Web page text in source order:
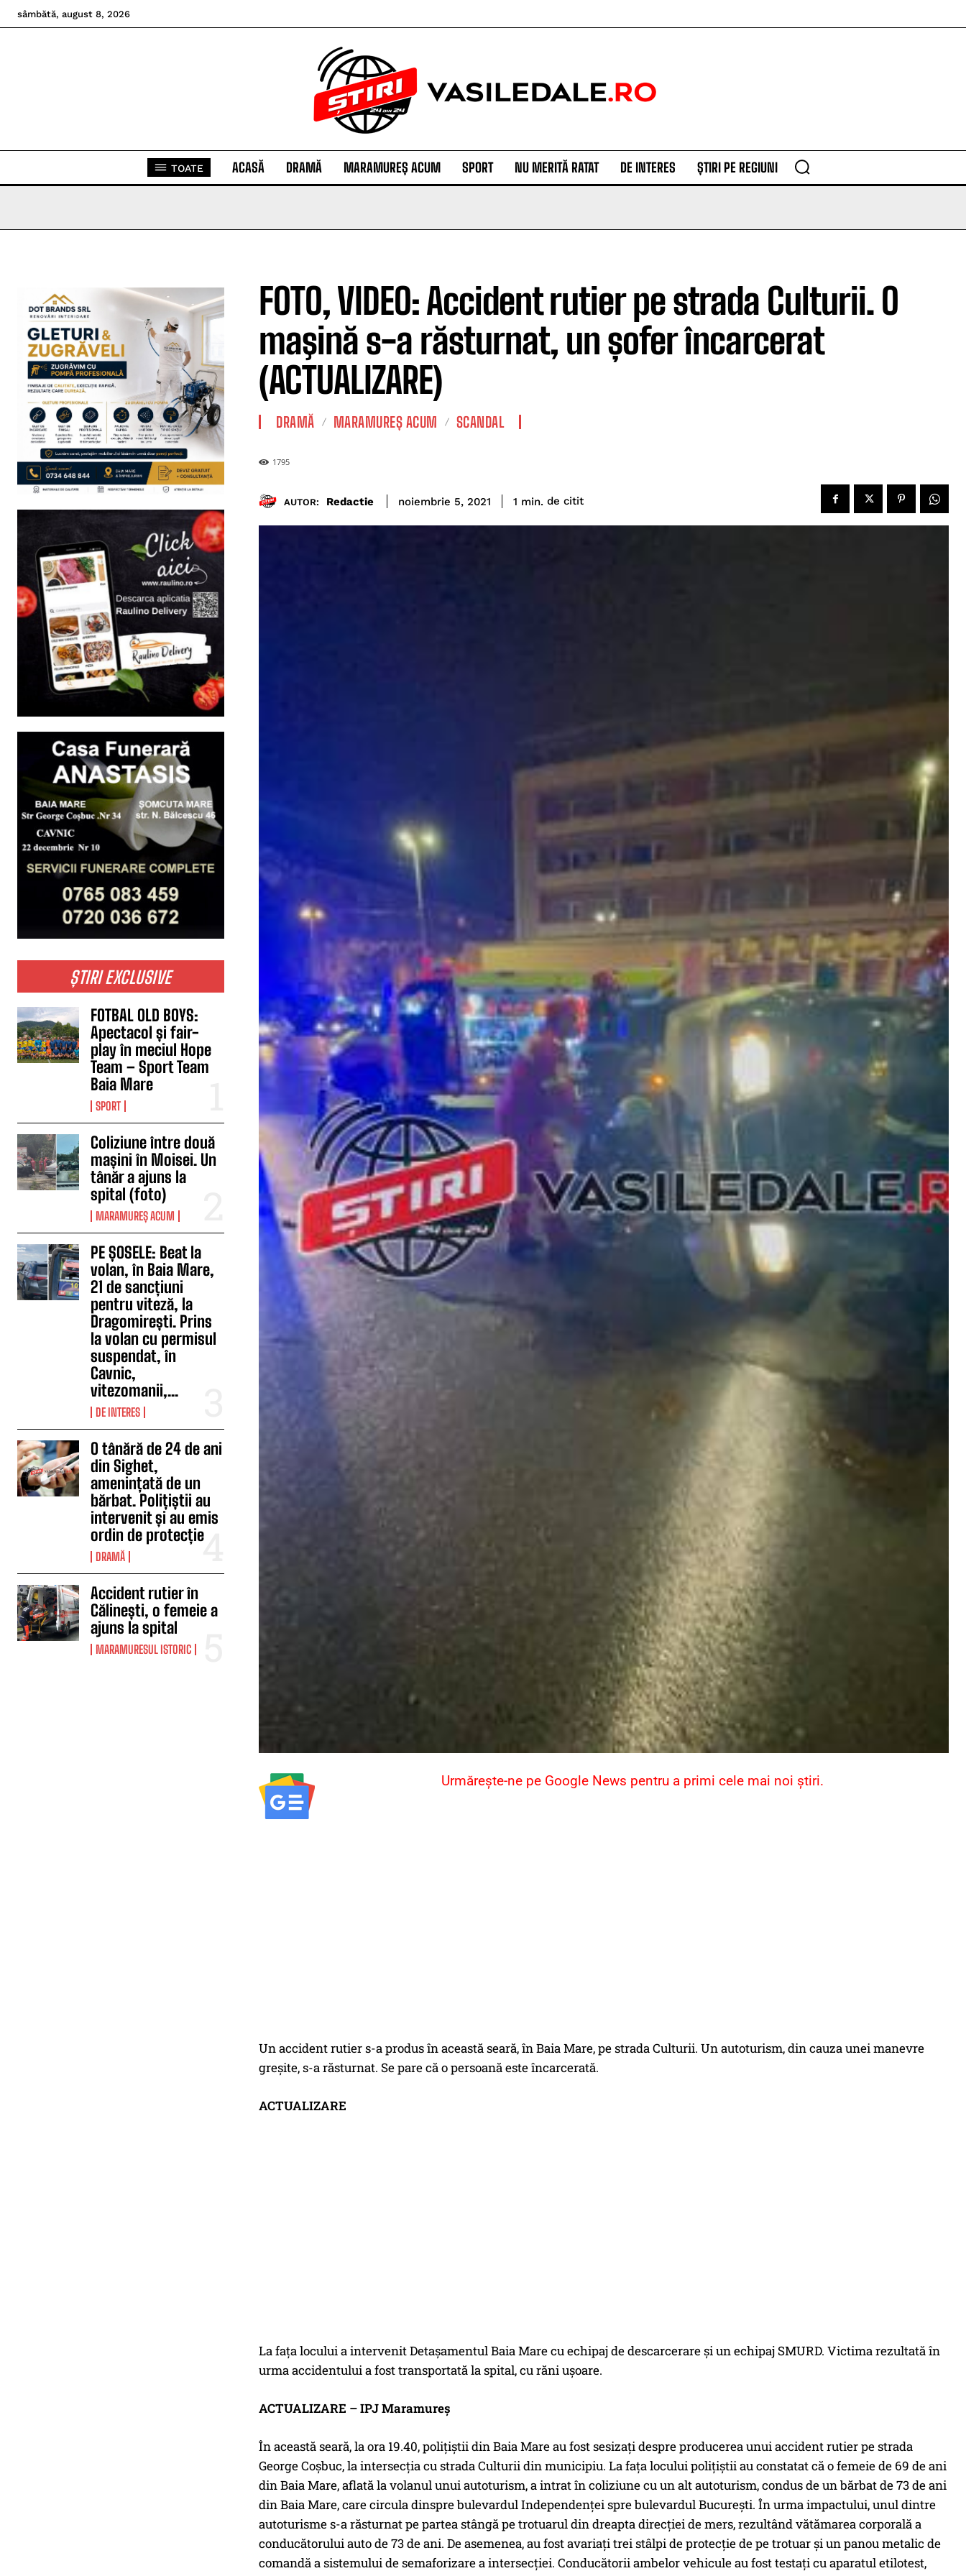
sâmbătă, august 8, 2026
TOATE ACASĂ DRAMĂ MARAMUREȘ ACUM SPORT NU MERITĂ RATAT DE INTERES ȘTIRI PE REGIUNI
ȘTIRI EXCLUSIVE
FOTBAL OLD BOYS:
Apectacol și fair-
play în meciul Hope
Team – Sport Team
Baia Mare
SPORT
Coliziune între două
mașini în Moisei. Un
tânăr a ajuns la
spital (foto)
MARAMUREȘ ACUM
PE ȘOSELE: Beat la
volan, în Baia Mare,
21 de sancțiuni
pentru viteză, la
Dragomirești. Prins
la volan cu permisul
suspendat, în
Cavnic,
vitezomanii,...
DE INTERES
O tânără de 24 de ani
din Sighet,
amenințată de un
bărbat. Polițiștii au
intervenit și au emis
ordin de protecție
DRAMĂ
Accident rutier în
Călinești, o femeie a
ajuns la spital
MARAMURESUL ISTORIC
FOTO, VIDEO: Accident rutier pe strada Culturii. O
maşină s-a răsturnat, un șofer încarcerat
(ACTUALIZARE)
DRAMĂ MARAMUREȘ ACUM SCANDAL
1795
AUTOR: Redactie noiembrie 5, 2021 1 min. de citit
Urmărește-ne pe Google News pentru a primi cele mai noi știri.
Un accident rutier s-a produs în această seară, în Baia Mare, pe strada Culturii. Un autoturism, din cauza unei manevre
greşite, s-a răsturnat. Se pare că o persoană este încarcerată.
ACTUALIZARE
La faţa locului a intervenit Detaşamentul Baia Mare cu echipaj de descarcerare şi un echipaj SMURD. Victima rezultată în
urma accidentului a fost transportată la spital, cu răni uşoare.
ACTUALIZARE – IPJ Maramureș
În această seară, la ora 19.40, polițiștii din Baia Mare au fost sesizați despre producerea unui accident rutier pe strada
George Coșbuc, la intersecția cu strada Culturii din municipiu. La fața locului polițiștii au constatat că o femeie de 69 de ani
din Baia Mare, aflată la volanul unui autoturism, a intrat în coliziune cu un alt autoturism, condus de un bărbat de 73 de ani
din Baia Mare, care circula dinspre bulevardul Independenței spre bulevardul București. În urma impactului, unul dintre
autoturisme s-a răsturnat pe partea stângă pe trotuarul din dreapta direcției de mers, rezultând vătămarea corporală a
conducătorului auto de 73 de ani. De asemenea, au fost avariați trei stâlpi de protecție de pe trotuar și un panou metalic de
comandă a sistemului de semaforizare a intersecției. Conducătorii ambelor vehicule au fost testați cu aparatul etilotest,